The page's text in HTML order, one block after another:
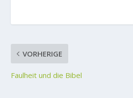
VORHERIGE
Faulheit und die Bibel